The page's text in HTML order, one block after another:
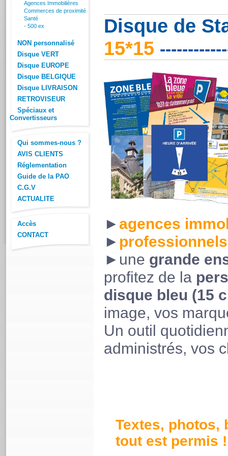
Agences Immobilières
Commerces de proximité
Santé
- 500 ex
NON personnalisé
Disque VERT
Disque EUROPE
Disque BELGIQUE
Disque LIVRAISON
RETROVISEUR
Spéciaux et
Convertisseurs
Qui sommes-nous ?
AVIS CLIENTS
Réglementation
Guide de la PAO
C.G.V
ACTUALITE
Accès
CONTACT
Disque de
15*15
►agences
►
►une grande
profitez de la pers
disque bleu (15
image, vos
Un outil
administrés, vos
Textes, photos,
tout est permis !